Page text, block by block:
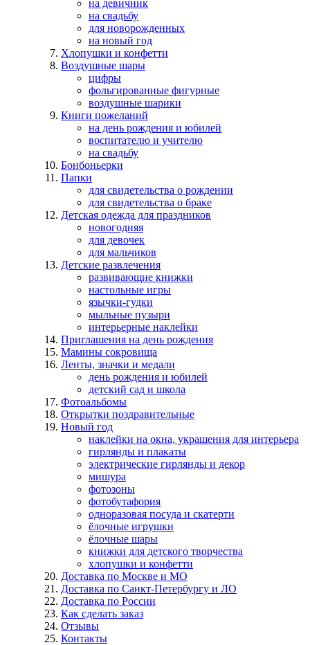
на девичник
на свадьбу
для новорожденных
на новый год
Хлопушки и конфетти
Воздушные шары
цифры
фольгированные фигурные
воздушные шарики
Книги пожеланий
на день рождения и юбилей
воспитателю и учителю
на свадьбу
Бонбоньерки
Папки
для свидетельства о рождении
для свидетельства о браке
Детская одежда для праздников
новогодняя
для девочек
для мальчиков
Детские развлечения
развивающие книжки
настольные игры
язычки-гудки
мыльные пузыри
интерьерные наклейки
Приглашения на день рождения
Мамины сокровища
Ленты, значки и медали
день рождения и юбилей
детский сад и школа
Фотоальбомы
Открытки поздравительные
Новый год
наклейки на окна, украшения для интерьера
гирлянды и плакаты
электрические гирлянды и декор
мишура
фотозоны
фотобутафория
одноразовая посуда и скатерти
ёлочные игрушки
ёлочные шары
книжки для детского творчества
хлопушки и конфетти
Доставка по Москве и МО
Доставка по Санкт-Петербургу и ЛО
Доставка по России
Как сделать заказ
Отзывы
Контакты